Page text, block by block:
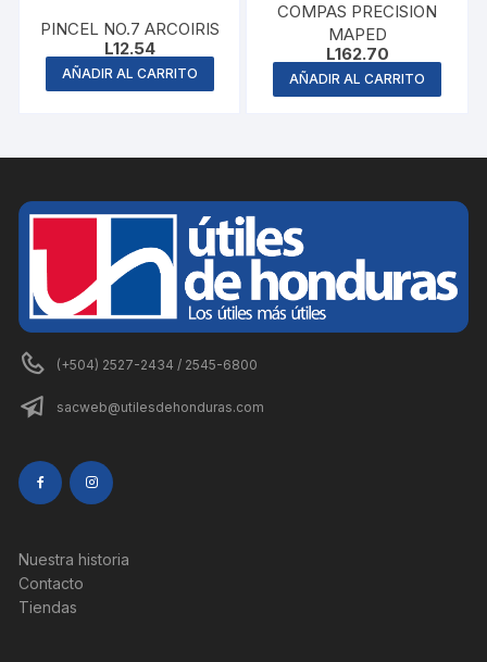
PINCEL NO.7 ARCOIRIS
L12.54
AÑADIR AL CARRITO
COMPAS PRECISION
MAPED
L162.70
AÑADIR AL CARRITO
(+504) 2527-2434 / 2545-6800
sacweb@utilesdehonduras.com
Nuestra historia
Contacto
Tiendas